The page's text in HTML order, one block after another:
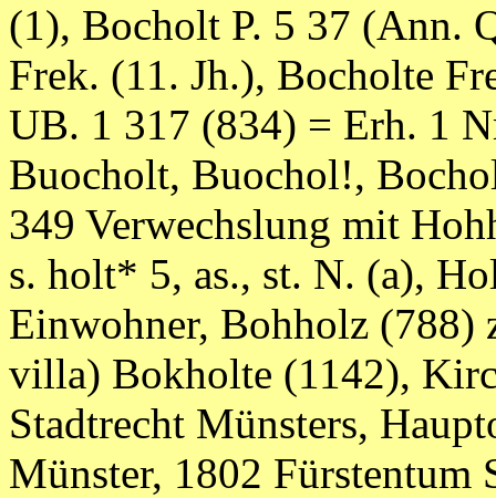
(1), Bocholt P. 5 37 (Ann.
Frek. (11. Jh.), Bocholte
UB. 1 317 (834) = Erh. 1
Buocholt, Buochol!,
349 Verwechslung mit
s. holt* 5, as., st. N. (a),
Einwohner, Bohholz (788)
villa) Bokholte (1142),
Stadtrecht Münsters,
Münster, 1802 Fürstentum